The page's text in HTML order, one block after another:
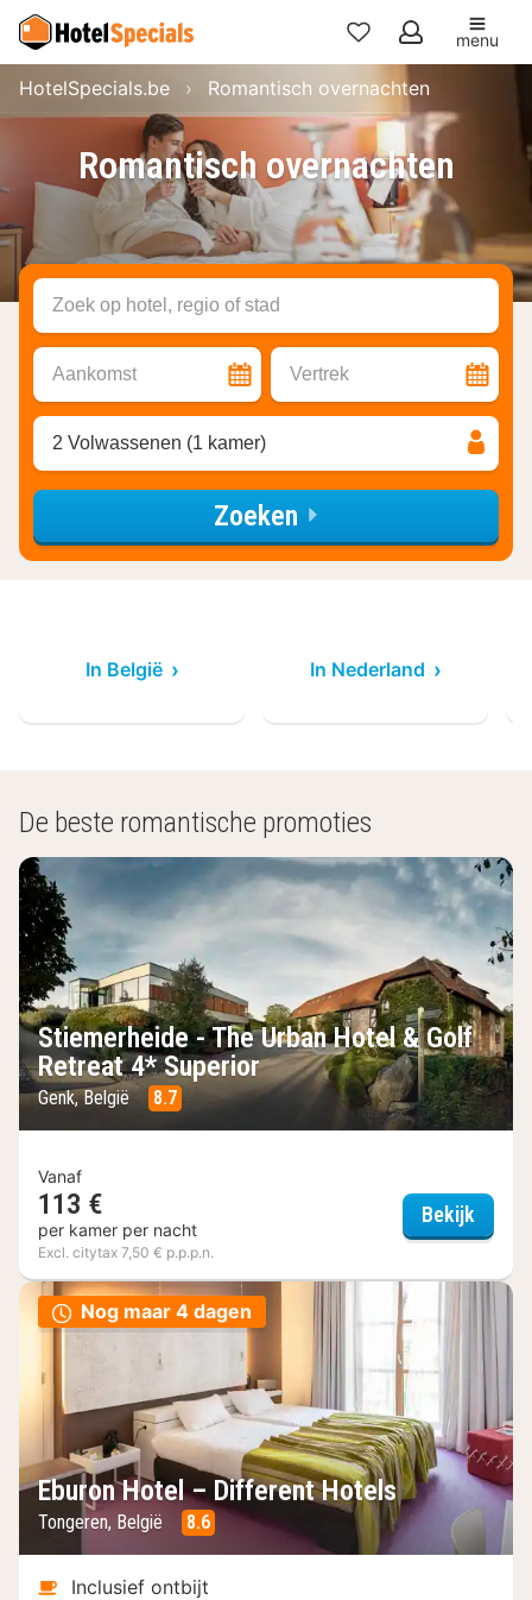
Mijn
favorieten
menu
Romantisch overnachten
HotelSpecials.be Romantisch overnachten
Zoek op hotel, regio of stad
Aankomst Vertrek
2 Volwassenen (1 kamer)
Zoeken
In België In Nederland
De beste romantische promoties
Stiemerheide - The Urban Hotel & Golf
Retreat 4* Superior
Genk, België 8.7
Vanaf
113 €
per kamer per nacht
Excl. citytax 7,50 € p.p.p.n.
Bekijk
Nog maar 4 dagen
Eburon Hotel – Different Hotels
Tongeren, België 8.6
Inclusief ontbijt